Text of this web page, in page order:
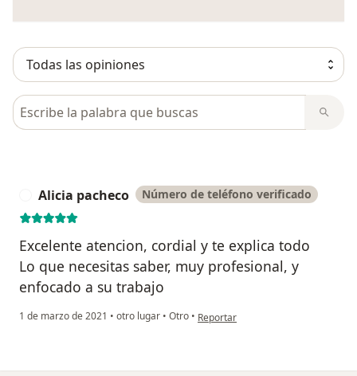
Busca en opiniones
Alicia pacheco Número de teléfono verificado
Excelente atencion, cordial y te explica todo
Lo que necesitas saber, muy profesional, y
enfocado a su trabajo
1 de marzo de 2021 • otro lugar • Otro • en opinión del usuario Alicia
Reportar